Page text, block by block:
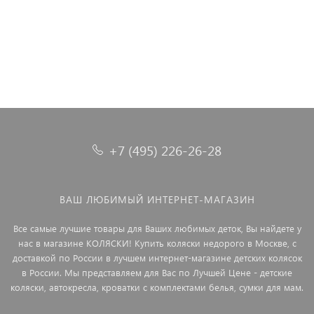
+7 (495) 226-26-28
ВАШ ЛЮБИМЫЙ ИНТЕРНЕТ-МАГАЗИН
Все самые лучшие товары для Ваших любимых деток, Вы найдете у
нас в магазине КОЛЯСКИ! Купить коляски недорого в Москве, с
доставкой по России в лучшем интернет-магазине детских колясок
в России. Мы представляем для Вас по Лучшей Цене - детские
коляски, автокресла, кроватки с комплектами белья, сумки для мам.